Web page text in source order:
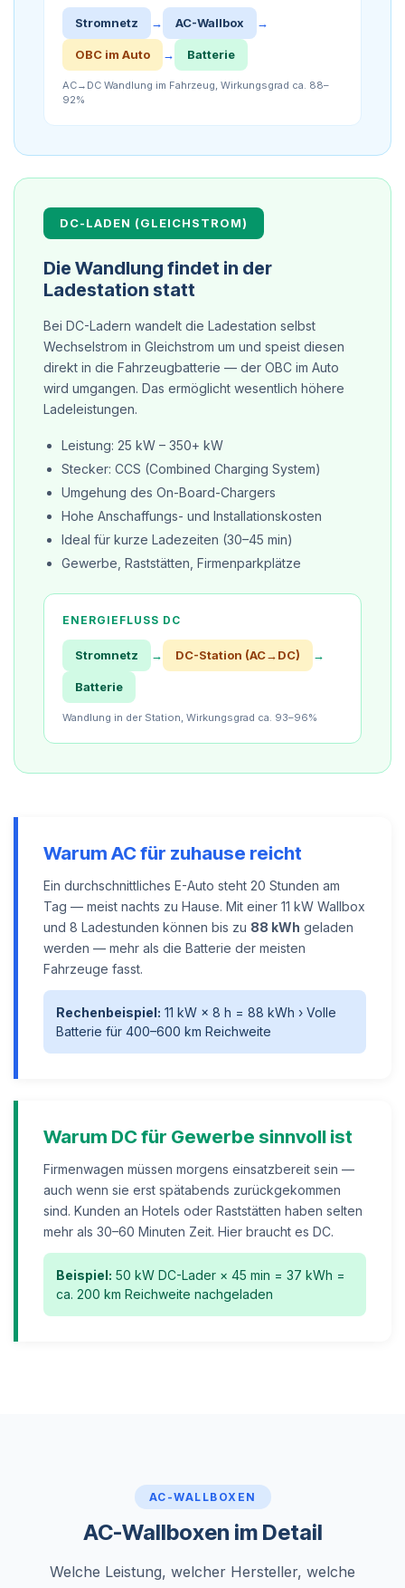
Stromnetz → AC-Wallbox →
OBC im Auto → Batterie
AC→DC Wandlung im Fahrzeug, Wirkungsgrad ca. 88–
92%
DC-LADEN (GLEICHSTROM)
Die Wandlung findet in der
Ladestation statt
Bei DC-Ladern wandelt die Ladestation selbst
Wechselstrom in Gleichstrom um und speist diesen
direkt in die Fahrzeugbatterie — der OBC im Auto
wird umgangen. Das ermöglicht wesentlich höhere
Ladeleistungen.
Leistung: 25 kW – 350+ kW
Stecker: CCS (Combined Charging System)
Umgehung des On-Board-Chargers
Hohe Anschaffungs- und Installationskosten
Ideal für kurze Ladezeiten (30–45 min)
Gewerbe, Raststätten, Firmenparkplätze
ENERGIEFLUSS DC
Stromnetz → DC-Station (AC→DC) →
Batterie
Wandlung in der Station, Wirkungsgrad ca. 93–96%
Warum AC für zuhause reicht
Ein durchschnittliches E-Auto steht 20 Stunden am
Tag — meist nachts zu Hause. Mit einer 11 kW Wallbox
und 8 Ladestunden können bis zu 88 kWh geladen
werden — mehr als die Batterie der meisten
Fahrzeuge fasst.
Rechenbeispiel: 11 kW × 8 h = 88 kWh › Volle
Batterie für 400–600 km Reichweite
Warum DC für Gewerbe sinnvoll ist
Firmenwagen müssen morgens einsatzbereit sein —
auch wenn sie erst spätabends zurückgekommen
sind. Kunden an Hotels oder Raststätten haben selten
mehr als 30–60 Minuten Zeit. Hier braucht es DC.
Beispiel: 50 kW DC-Lader × 45 min = 37 kWh =
ca. 200 km Reichweite nachgeladen
AC-WALLBOXEN
AC-Wallboxen im Detail
Welche Leistung, welcher Hersteller, welche